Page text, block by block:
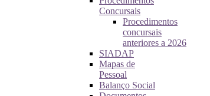
Concursais
Procedimentos
concursais
anteriores a 2026
SIADAP
Mapas de
Pessoal
Balanço Social